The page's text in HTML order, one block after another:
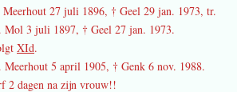
Meerhout 27 juli 1896, † Geel 29 jan. 1973, tr.
Mol 3 juli 1897, † Geel 27 jan. 1973.
XId.
Meerhout 5 april 1905, † Genk 6 nov. 1988.
2 dagen na zijn vrouw!!